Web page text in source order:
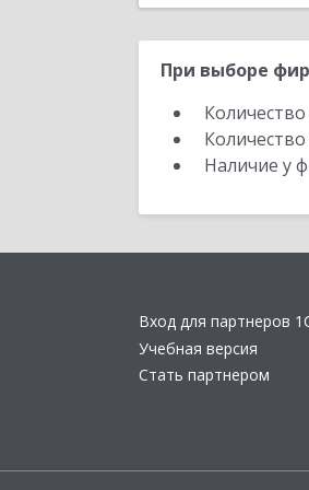
При выборе
Наличие у
Вход для партнеров
Учебная версия
Стать партнером